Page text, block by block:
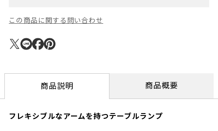
この商品に関する問い合わせ
商品説明 商品概要
フレキシブルなアームを持つテーブルランプ